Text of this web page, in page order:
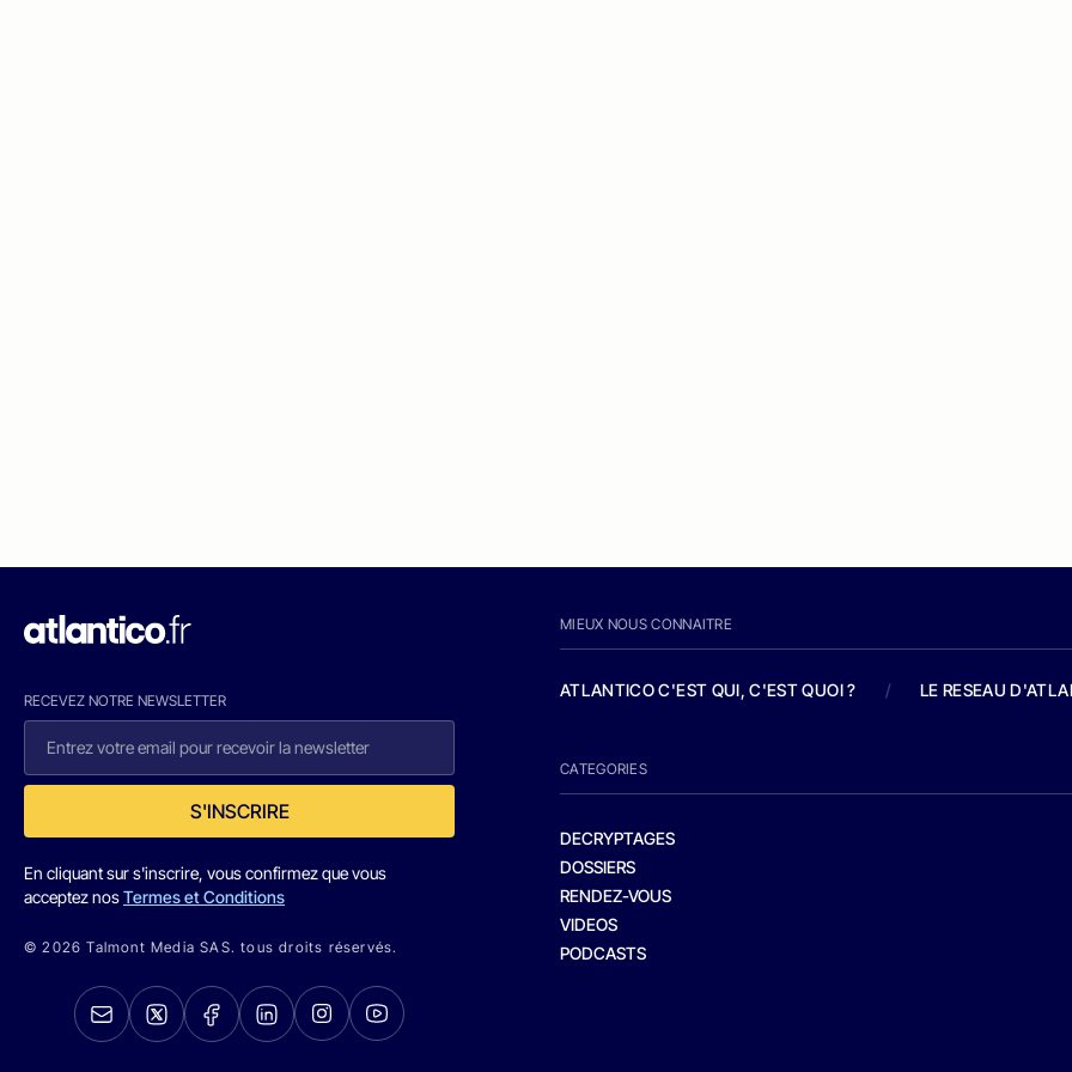
RECEVEZ NOTRE NEWSLETTER
S'INSCRIRE
En cliquant sur s'inscrire, vous confirmez que vous
acceptez nosTermes et Conditions
© 2026 Talmont Media SAS. tous droits réservés.
MIEUX NOUS CONNAITRE
ATLANTICO C'EST QUI, C'EST QUOI ? / LE RESEAU
CATEGORIES
DECRYPTAGES
DOSSIERS
RENDEZ-VOUS
VIDEOS
PODCASTS